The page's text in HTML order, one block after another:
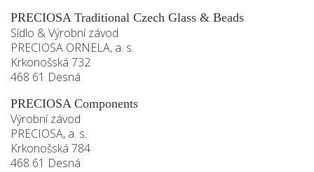
PRECIOSA Traditional Czech Glass & Beads
Sídlo & Výrobní závod
PRECIOSA ORNELA, a. s.
Krkonošská 732
468 61 Desná
PRECIOSA Components
Výrobní závod
PRECIOSA, a. s.
Krkonošská 784
468 61 Desná